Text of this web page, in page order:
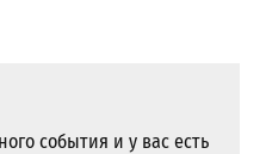
события и у вас есть